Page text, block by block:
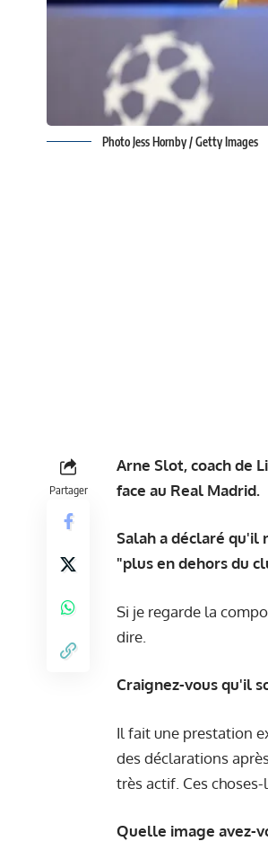
Photo Jess Hornby / Getty Images
Partager
Arne Slot, coach de
face au Real Madrid.
Salah a déclaré
"plus en dehors du
Si je regarde la
dire.
Craignez-vous qu'il
Il fait une prestation
des déclarations
très actif. Ces
Quelle image avez-